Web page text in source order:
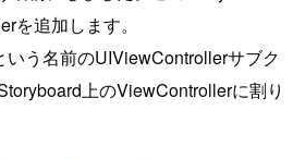
を追加します。
う名前のUIViewControllerサブク
上のViewControllerに割り